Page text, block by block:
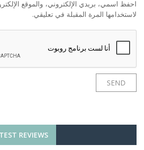
احفظ اسمي، بريدي الإلكتروني، والموقع
لاستخدامها المرة المقبلة في تعليقي.
REVIEWS